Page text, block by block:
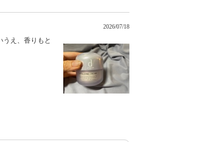
2026/07/18
うえ、香りもと